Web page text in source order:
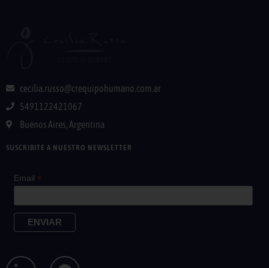
cecilia.russo@crequipohumano.com.ar
5491122421067
Buenos Aires, Argentina
SUSCRIBITE A NUESTRO NEWSLETTER
Email *